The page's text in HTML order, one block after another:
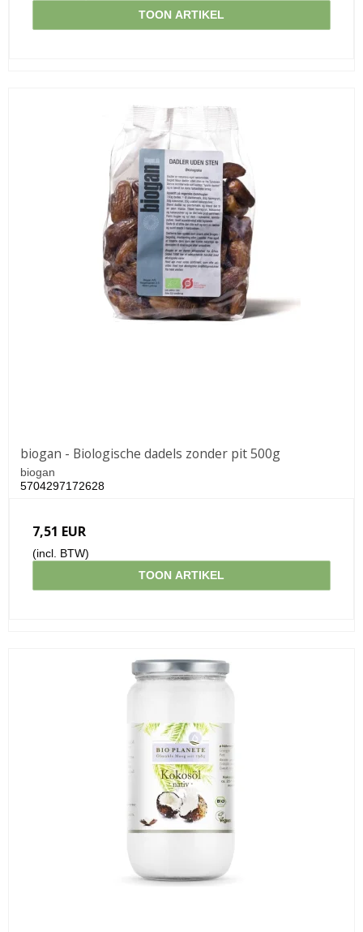
TOON ARTIKEL
biogan - Biologische dadels zonder pit 500g
biogan
5704297172628
7,51 EUR
(incl. BTW)
TOON ARTIKEL